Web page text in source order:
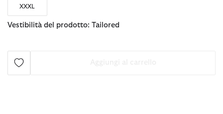
XXXL
Vestibilità del prodotto: Tailored